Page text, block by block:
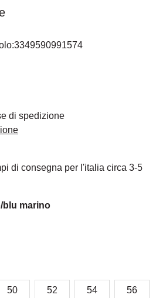
3349590991574
di spedizione
di consegna per l'italia circa 3-5
blu marino
50 52 54 56